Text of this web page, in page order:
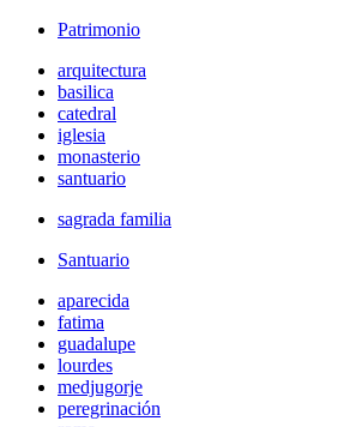
Patrimonio
arquitectura
basilica
catedral
iglesia
monasterio
santuario
sagrada familia
Santuario
aparecida
fatima
guadalupe
lourdes
medjugorje
peregrinación